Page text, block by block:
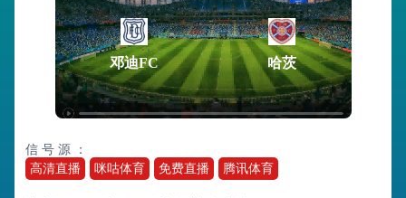
邓迪FC 哈茨
信 号 源 ：
高清直播
咪咕体育 免费直播 腾讯体育